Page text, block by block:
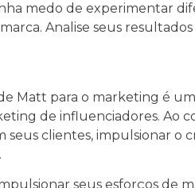
medo de experimentar
Analise seus
Matt para o marketing é
de influenciadores. Ao
seus clientes, impulsionar
seus esforços de